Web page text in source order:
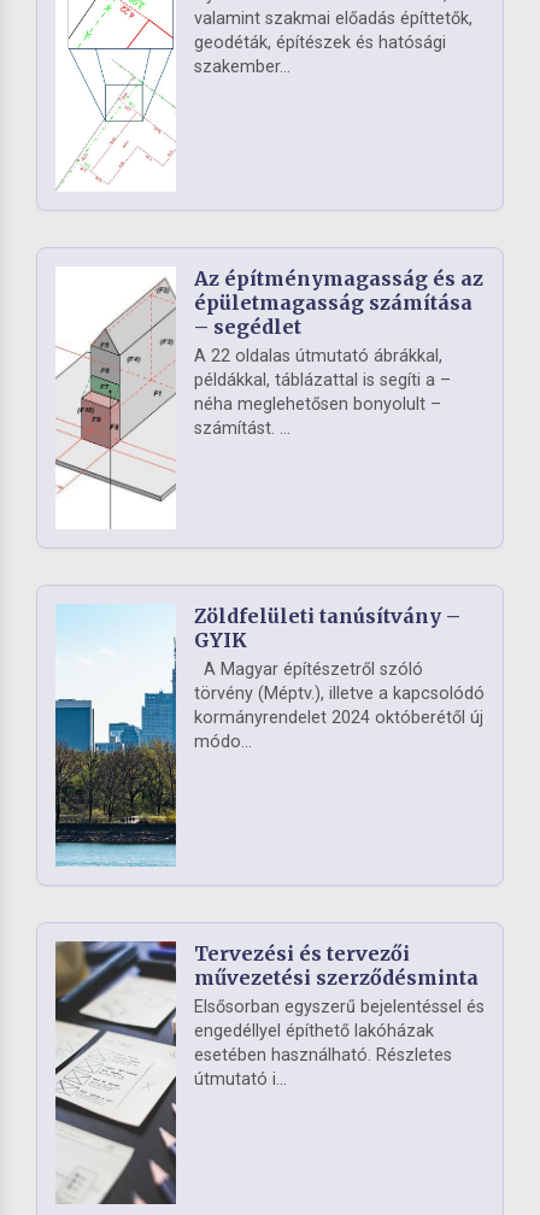
valamint szakmai előadás építtetők,
geodéták, építészek és hatósági
szakember...
Az építménymagasság és az
épületmagasság számítása
– segédlet
A 22 oldalas útmutató ábrákkal,
példákkal, táblázattal is segíti a –
néha meglehetősen bonyolult –
számítást. ...
Zöldfelületi tanúsítvány –
GYIK
A Magyar építészetről szóló
törvény (Méptv.), illetve a kapcsolódó
kormányrendelet 2024 októberétől új
módo...
Tervezési és tervezői
művezetési szerződésminta
Elsősorban egyszerű bejelentéssel és
engedéllyel építhető lakóházak
esetében használható. Részletes
útmutató i...